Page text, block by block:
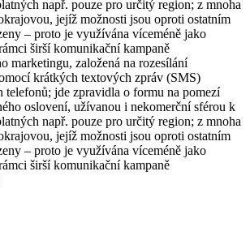
např. pouze pro určitý region; z mnoha
jejíž možnosti jsou oproti ostatním
– proto je využívána víceméně jako
širší komunikační kampaně
marketingu, založená na rozesílání
krátkých textových zpráv (SMS)
telefonů; jde zpravidla o formu na pomezí
oslovení, užívanou i nekomerční sférou k
např. pouze pro určitý region; z mnoha
jejíž možnosti jsou oproti ostatním
– proto je využívána víceméně jako
širší komunikační kampaně